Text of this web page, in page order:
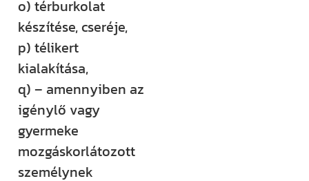
o) térburkolat
készítése, cseréje,
p) télikert
kialakítása,
q) – amennyiben az
igénylő vagy
gyermeke
mozgáskorlátozott
személynek